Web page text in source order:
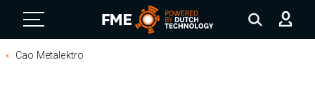
FME Logo, to the homepage
Cao Metalektro